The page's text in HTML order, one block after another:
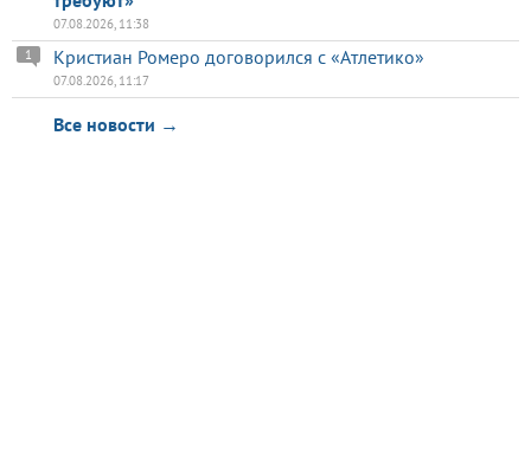
07.08.2026, 11:38
Кристиан Ромеро договорился с «Атлетико»
1
07.08.2026, 11:17
Все новости →